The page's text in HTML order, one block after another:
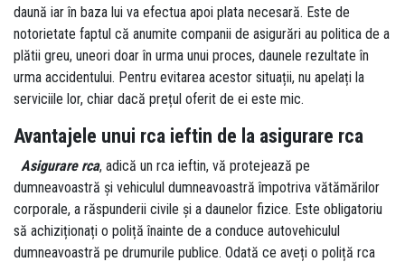
daună iar în baza lui va efectua apoi plata necesară. Este de
notorietate faptul că anumite companii de asigurări au politica de a
plătii greu, uneori doar în urma unui proces, daunele rezultate în
urma accidentului. Pentru evitarea acestor situații, nu apelați la
serviciile lor, chiar dacă prețul oferit de ei este mic.
Avantajele unui rca ieftin de la asigurare rca
Asigurare rca, adică un rca ieftin, vă protejează pe
dumneavoastră și vehiculul dumneavoastră împotriva vătămărilor
corporale, a răspunderii civile și a daunelor fizice. Este obligatoriu
să achiziționați o poliță înainte de a conduce autovehiculul
dumneavoastră pe drumurile publice. Odată ce aveți o poliță rca